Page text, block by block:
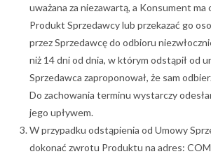
uważana za niezawartą, a Konsument ma
Produkt Sprzedawcy lub przekazać go
przez Sprzedawcę do odbioru
niż 14 dni od dnia, w którym odstąpił od
Sprzedawca zaproponował, że sam
Do zachowania terminu wystarczy
jego upływem.
W przypadku odstąpienia od Umowy
dokonać zwrotu Produktu na adres: